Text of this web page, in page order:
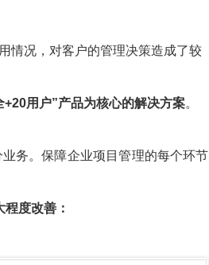
情况，对客户的管理决策造成了较
用户”产品为核心的解决方案。
务。保障企业项目管理的每个环节
度改善：